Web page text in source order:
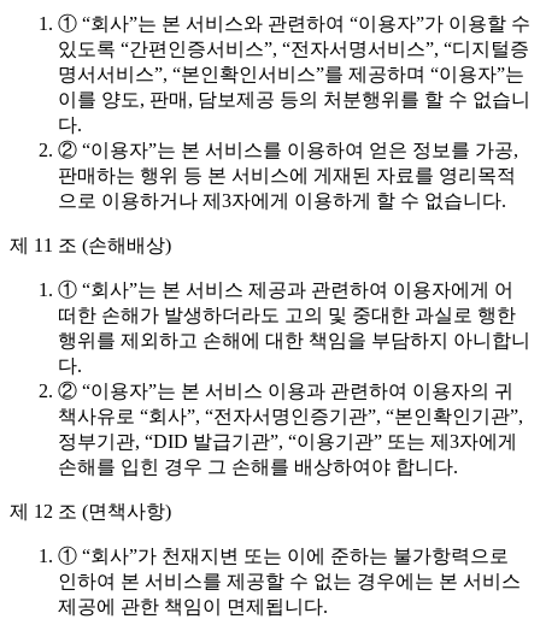
① “회사”는 본 서비스와 관련하여 “이용자”가 이용할 수
있도록 “간편인증서비스”, “전자서명서비스”, “디지털증
명서서비스”, “본인확인서비스”를 제공하며 “이용자”는
이를 양도, 판매, 담보제공 등의 처분행위를 할 수 없습니
다.
② “이용자”는 본 서비스를 이용하여 얻은 정보를 가공,
판매하는 행위 등 본 서비스에 게재된 자료를 영리목적
으로 이용하거나 제3자에게 이용하게 할 수 없습니다.
제 11 조 (손해배상)
① “회사”는 본 서비스 제공과 관련하여 이용자에게 어
떠한 손해가 발생하더라도 고의 및 중대한 과실로 행한
행위를 제외하고 손해에 대한 책임을 부담하지 아니합니
다.
② “이용자”는 본 서비스 이용과 관련하여 이용자의 귀
책사유로 “회사”, “전자서명인증기관”, “본인확인기관”,
정부기관, “DID 발급기관”, “이용기관” 또는 제3자에게
손해를 입힌 경우 그 손해를 배상하여야 합니다.
제 12 조 (면책사항)
① “회사”가 천재지변 또는 이에 준하는 불가항력으로
인하여 본 서비스를 제공할 수 없는 경우에는 본 서비스
제공에 관한 책임이 면제됩니다.